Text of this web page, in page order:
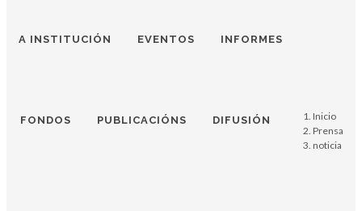
A INSTITUCIÓN EVENTOS INFORMES
FONDOS PUBLICACIÓNS DIFUSIÓN
Inicio
Prensa
noticia